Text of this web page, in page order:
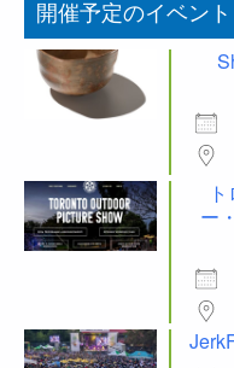
開催予定のイベント
ー